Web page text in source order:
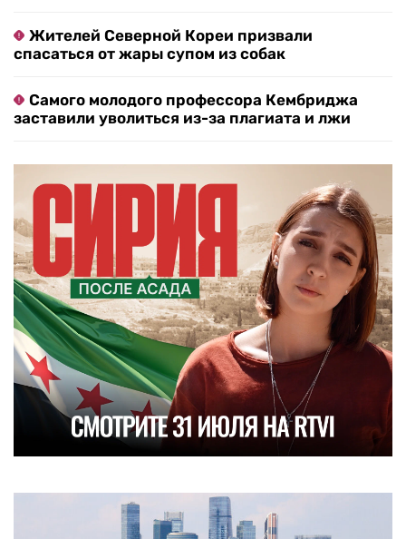
Жителей Северной Кореи призвали
спасаться от жары супом из собак
Самого молодого профессора Кембриджа
заставили уволиться из-за плагиата и лжи